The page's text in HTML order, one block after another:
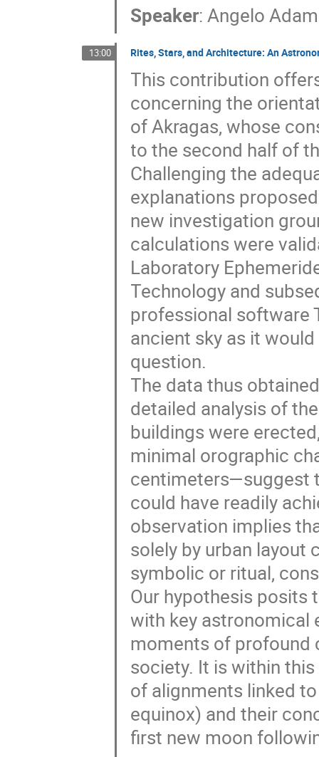
Speaker:Angelo
13:00 Rites, Stars, and Architecture: An
This contribution
concerning the
of Akragas, whose
to the second half of
Challenging the
explanations
new investigation
calculations were
Laboratory
Technology and
professional software
ancient sky as it
question.
The data thus
detailed analysis of
buildings were
minimal orographic
centimeters—suggest
could have readily
observation implies
solely by urban layout
symbolic or ritual,
Our hypothesis posits
with key astronomical
moments of profound
society. It is within
of alignments linked
equinox) and their
first new moon